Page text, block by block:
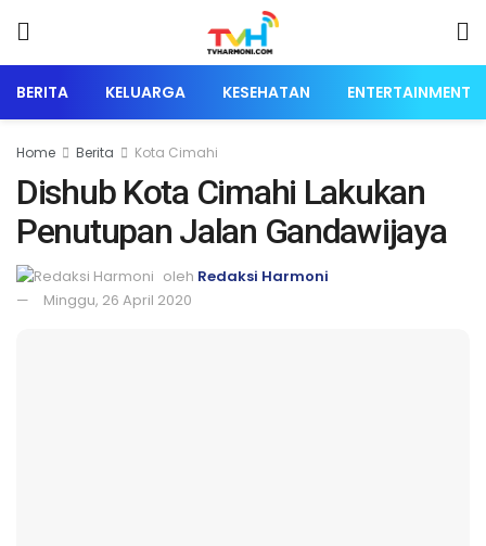
BERITA KELUARGA KESEHATAN ENTERTAINMENT
Home Berita Kota Cimahi
Dishub Kota Cimahi Lakukan
Penutupan Jalan Gandawijaya
oleh Redaksi Harmoni
Minggu, 26 April 2020